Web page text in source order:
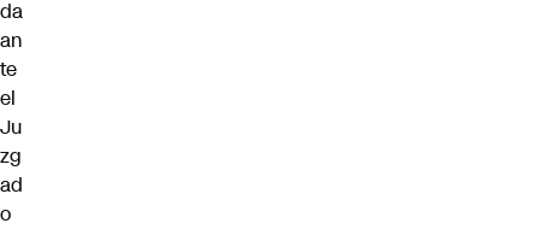
da
an
te
el
Ju
zg
ad
o